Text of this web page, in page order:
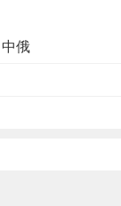
俄